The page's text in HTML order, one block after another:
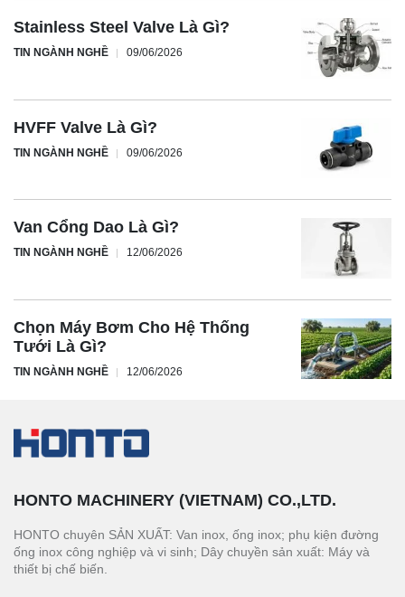
Stainless Steel Valve Là Gì?
TIN NGÀNH NGHỀ 09/06/2026
HVFF Valve Là Gì?
TIN NGÀNH NGHỀ 09/06/2026
Van Cổng Dao Là Gì?
TIN NGÀNH NGHỀ 12/06/2026
Chọn Máy Bơm Cho Hệ Thống
Tưới Là Gì?
TIN NGÀNH NGHỀ 12/06/2026
HONTO MACHINERY (VIETNAM) CO.,LTD.
HONTO chuyên SẢN XUẤT: Van inox, ống inox; phụ kiện đường
ống inox công nghiệp và vi sinh; Dây chuyền sản xuất: Máy và
thiết bị chế biến.